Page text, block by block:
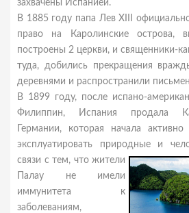
захвачены Испанией.
В 1885 году папа Лев XIII
право на Каролинские острова,
построены 2 церкви, и священники-
туда, добились прекращения
деревнями и распространили
В 1899 году, после испано-
Филиппин, Испания продала
Германии, которая начала
эксплуатировать природные и
связи с тем, чтожители
Палау не имели
иммунитета к
заболеваниям,